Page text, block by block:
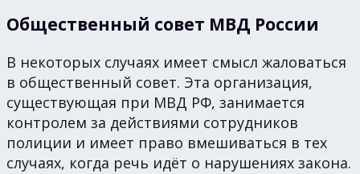
Общественный совет МВД России
В некоторых случаях имеет смысл жаловаться
в общественный совет. Эта организация,
существующая при МВД РФ, занимается
контролем за действиями сотрудников
полиции и имеет право вмешиваться в тех
случаях, когда речь идёт о нарушениях закона.